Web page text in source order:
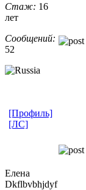
Стаж: 16
лет
Сообщений:
52
[Профиль]
[ЛС]
Елена
Dkflbvbhjdyf